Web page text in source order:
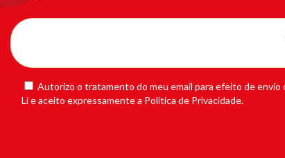
Autorizo o tratamento do meu email para efeito de
Li e aceito expressamente a Política de Privacidade.